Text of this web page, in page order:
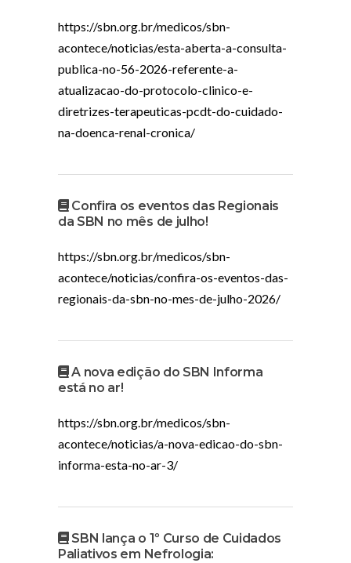
https://sbn.org.br/medicos/sbn-
acontece/noticias/esta-aberta-a-consulta-
publica-no-56-2026-referente-a-
atualizacao-do-protocolo-clinico-e-
diretrizes-terapeuticas-pcdt-do-cuidado-
na-doenca-renal-cronica/
Confira os eventos das Regionais
da SBN no mês de julho!
https://sbn.org.br/medicos/sbn-
acontece/noticias/confira-os-eventos-das-
regionais-da-sbn-no-mes-de-julho-2026/
A nova edição do SBN Informa
está no ar!
https://sbn.org.br/medicos/sbn-
acontece/noticias/a-nova-edicao-do-sbn-
informa-esta-no-ar-3/
SBN lança o 1º Curso de Cuidados
Paliativos em Nefrologia: